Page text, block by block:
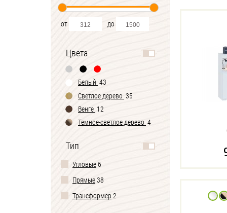
от до
Цвета
Белый 43
Светлое дерево 35
Венге 12
Темное-cветлое дерево 4
Тип
Угловые6
Прямые38
Трансформер 2